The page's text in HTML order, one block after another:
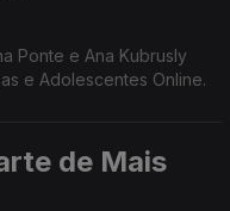
Ponte e Ana Kubrusly
e Adolescentes Online.
de Mais